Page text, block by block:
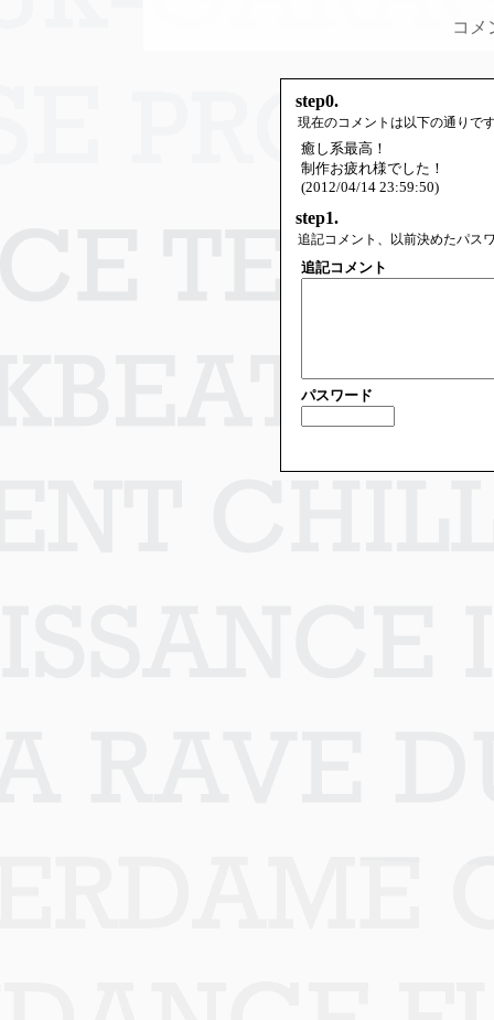
コメ
step0.
現在のコメントは以下の通りで
癒し系最高！
制作お疲れ様でした！
(2012/04/14 23:59:50)
step1.
追記コメント、以前決めたパス
追記コメント
パスワード